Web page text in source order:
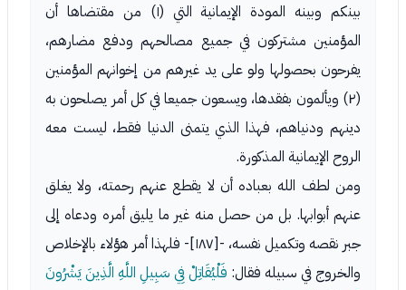
بينكم وبينه المودة الإيمانية التي (١) من مقتضاها أن
المؤمنين مشتركون في جميع مصالحهم ودفع مضارهم،
يفرحون بحصولها ولو على يد غيرهم من إخوانهم المؤمنين
(٢) ويألمون بفقدها، ويسعون جميعا في كل أمر يصلحون به
دينهم ودنياهم، فهذا الذي يتمنى الدنيا فقط، ليست معه
الروح الإيمانية المذكورة.
ومن لطف الله بعباده أن لا يقطع عنهم رحمته، ولا يغلق
عنهم أبوابها. بل من حصل منه غير ما يليق أمره ودعاه إلى
جبر نقصه وتكميل نفسه، -[١٨٧]- فلهذا أمر هؤلاء بالإخلاص
والخروج في سبيله فقال: فَلْيُقَاتِلْ فِي سَبِيلِ اللَّهِ الَّذِينَ يَشْرُونَ